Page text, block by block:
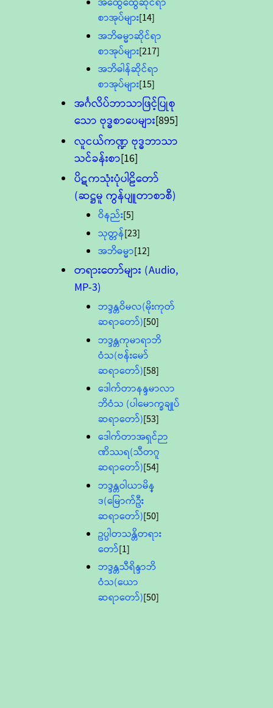
စာအုပ်များ[14]
အဘိဓမ္မာဆိုင်ရာ
စာအုပ်များ[217]
အဘိဓါန်ဆိုင်ရာ
စာအုပ်များ[15]
အင်္ဂလိပ်ဘာသာဖြင့်ပြုစု
သော ဗုဒ္ဓစာပေများ[895]
လူငယ်ကဏ္ဍ ဗုဒ္ဓဘာသာ
သင်ခန်းစာ[16]
ပိဋကသုံးပုံပါဠိတော်
(ဆဋ္ဌမူ ကွန်ပျူတာစာစီ)
ဝိနည်း[5]
သုတ္တန်[23]
အဘိဓမ္မာ[12]
တရားတော်များ (Audio,
MP-3)
ဘဒ္ဒန္တဝိမလ(မိုးကုတ်
ဆရာတော်)[50]
ဘဒ္ဒန္တကုမာရာဘိ
ဝံသ(ဗန်းမော်
ဆရာတော်)[58]
ဒေါက်တာနန္ဒမာလာ
ဘိဝံသ (ပါမောက္ခချုပ်
ဆရာတော်)[53]
ဒေါက်တာအရှင်ဉာ
ဏိဿရ(သီတဂူ
ဆရာတော်)[54]
ဘဒ္ဒန္တဝါယာမိန္
ဒ(မြောက်ဦး
ဆရာတော်)[50]
ဥပ္ပါတသန္တိတရား
တော်[1]
ဘဒ္ဒန္တသီရိန္ဒာဘိ
ဝံသ(ယော
ဆရာတော်)[50]